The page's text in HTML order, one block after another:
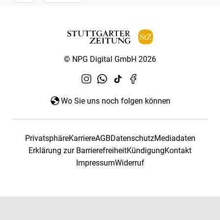
© NPG Digital GmbH 2026
Wo Sie uns noch folgen können
PrivatsphäreKarriereAGBDatenschutzMediadaten
Erklärung zur BarrierefreiheitKündigungKontakt
ImpressumWiderruf